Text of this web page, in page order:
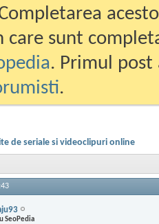
care sunt
. Primul
.
de seriale si videoclipuri online
SeoPedia